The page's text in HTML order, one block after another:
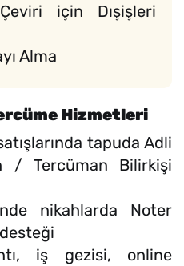
için Dışişleri
Alma
Hizmetleri
tapuda Adli
/ Tercüman Bilirkişi
nikahlarda Noter
iş gezisi, online